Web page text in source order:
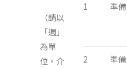
（請以
「週」
為單
位，介
1 準備
2 準備